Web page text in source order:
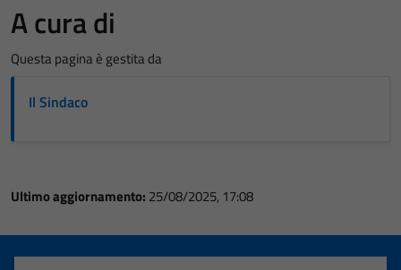
A cura di
Questa pagina è gestita da
Il Sindaco
Ultimo aggiornamento: 25/08/2025, 17:08